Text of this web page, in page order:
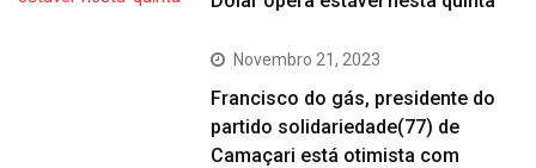
Novembro 21, 2023
Francisco do gás, presidente do
partido solidariedade(77) de
Camaçari está otimista com